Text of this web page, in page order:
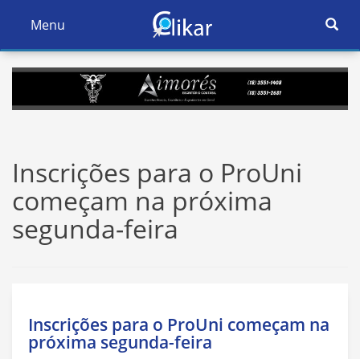
Ativar
Navegação
Menu
Ativar
Inscrições para o ProUni
começam na próxima
segunda-feira
Inscrições para o ProUni começam na
próxima segunda-feira